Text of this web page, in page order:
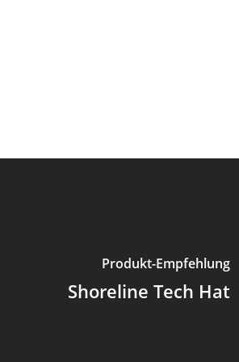
Produkt-Empfehlung
Shoreline Tech Hat